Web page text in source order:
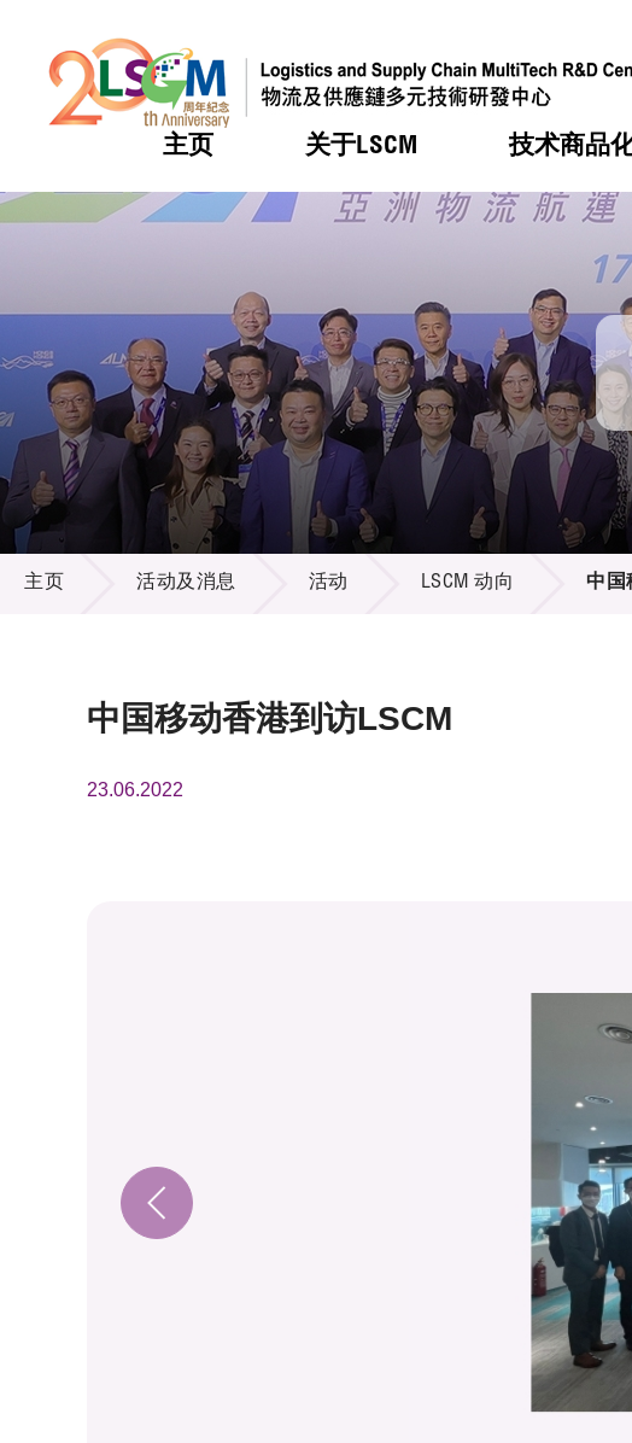
主页 关于LSCM
热门 机构简介
组织架构
组织架构
董事局
研究顾问
招标通告
技术商品
热门 服务
可获授权之技术
应用于公共服务
重点项目
热门 合作计划
资助计划
资助计划
税务优惠
申请
评审
征求研发项目计
项目资料库
热门 活动
奖项
新闻中心
媒体报导
新闻稿
资讯中心
多媒体
出版刊物
热门 会籍及服务
会员列表
会员登入
活动及消息
主页 活动及消息 活动 LSCM 动向 中国
中国移动香港到访LSCM
23.06.2022